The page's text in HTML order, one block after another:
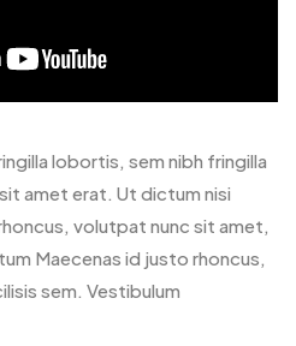
lobortis, sem nibh fringilla
amet erat. Ut dictum nisi
volutpat nunc sit amet,
Maecenas id justo rhoncus,
sem. Vestibulum